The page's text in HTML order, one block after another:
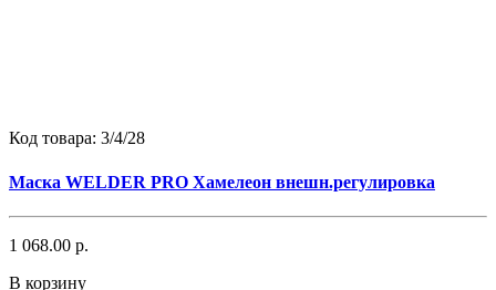
Код товара: 3/4/28
Маска WELDER PRO Хамелеон внешн.регулировка
1 068.00 р.
В корзину